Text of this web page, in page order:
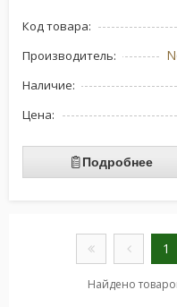
Код товара:
Производитель:
Наличие:
Цена:
Подробнее
1
Найдено